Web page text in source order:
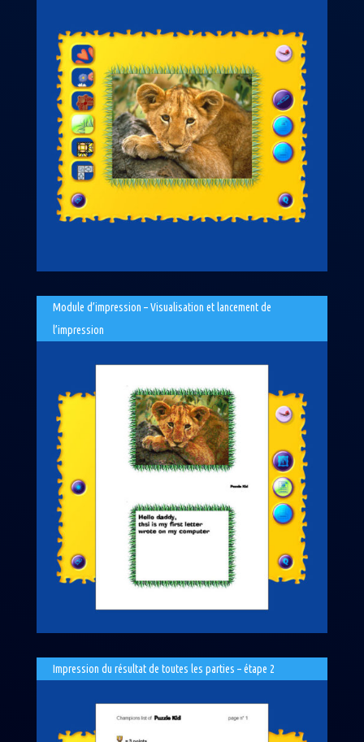
Module d’impression – Visualisation et lancement de
l’impression
Impression du résultat de toutes les parties – étape 2